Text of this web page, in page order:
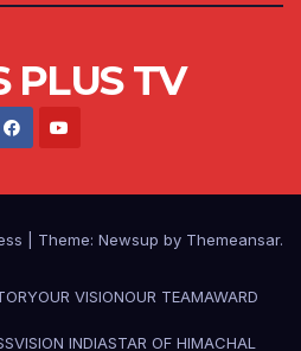
PLUS TV
Theme: Newsup by Themeansar.
OUR VISIONOUR TEAMAWARD
VISION INDIASTAR OF HIMACHAL